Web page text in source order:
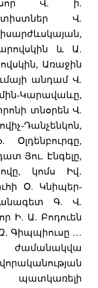
Վ. ի.
Վ.
և Ա.
Առաջին
անդամ Վ.
տնօրեն Վ.
Յու. Էնգելը,
կոմս Իվ․
Օ. Կնիպեր-
Գ. Վ.
Ի. Ա. Բոդուեն
Գիպպիուսը …
ժամանակվա